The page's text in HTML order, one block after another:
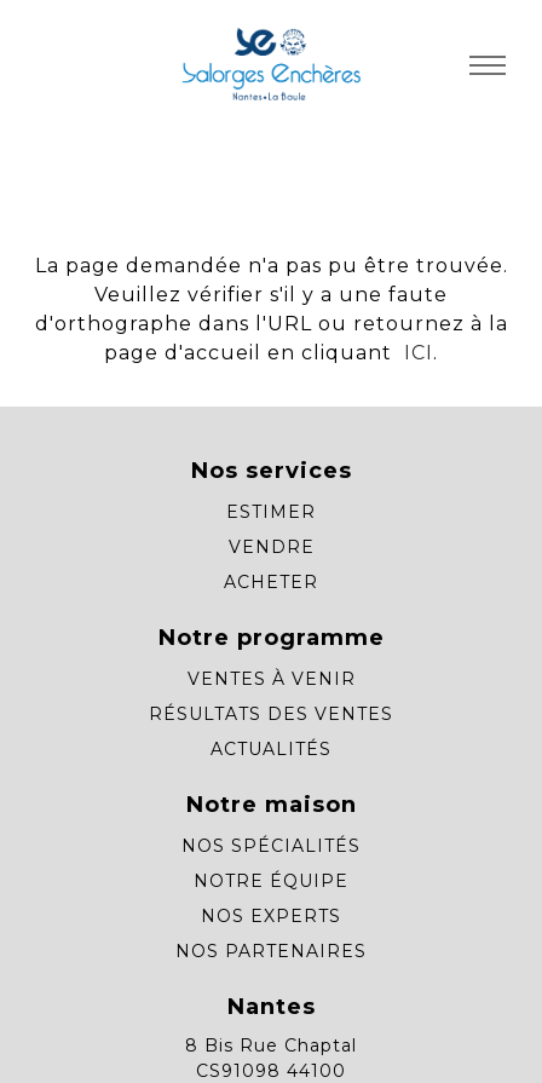
La page demandée n'a pas pu être trouvée.
Veuillez vérifier s'il y a une faute
d'orthographe dans l'URL ou retournez à la
page d'accueil en cliquant
ICI .
Nos services
ESTIMER
VENDRE
ACHETER
Notre programme
VENTES À VENIR
RÉSULTATS DES VENTES
ACTUALITÉS
Notre maison
NOS SPÉCIALITÉS
NOTRE ÉQUIPE
NOS EXPERTS
NOS PARTENAIRES
Nantes
8 Bis Rue Chaptal
CS91098 44100